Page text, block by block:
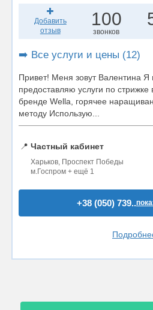
Добавить
отзыв
100
звонков
➡️ Все услуги и цены (12)
Привет! Меня зовут Валентина Я
предоставляю услуги по
бренде Wella, горячее
методу Использую...
📍 Частный кабинет
Харьков, Проспект Победы
м.Госпром + ещё 1
+38 (050) 739..